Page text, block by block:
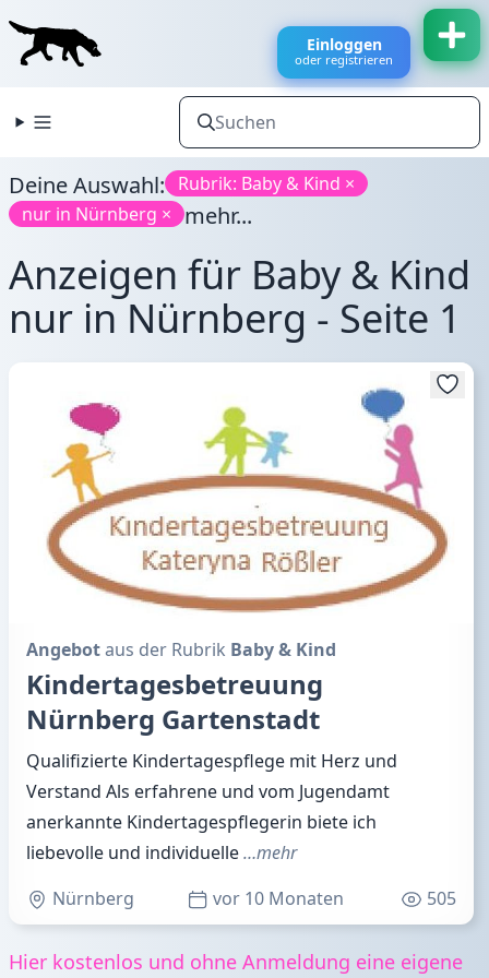
Einloggen
oder registrieren
Deine Auswahl:
Rubrik: Baby & Kind ×
nur in Nürnberg ×
mehr...
Anzeigen für Baby & Kind
nur in Nürnberg - Seite 1
Angebotaus der Rubrik Baby & Kind
Kindertagesbetreuung
Nürnberg Gartenstadt
Qualifizierte Kindertagespflege mit Herz und
Verstand Als erfahrene und vom Jugendamt
anerkannte Kindertagespflegerin biete ich
liebevolle und individuelle…mehr
Nürnberg
vor 10 Monaten 505
Hier kostenlos und ohne Anmeldung eine eigene